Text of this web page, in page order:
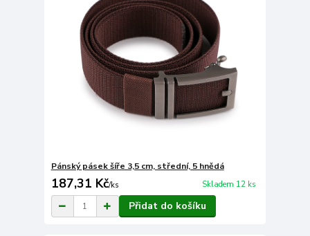
Pánský pásek šíře 3,5 cm, střední, 5 hnědá
187,31 Kč/ks Skladem 12 ks
Přidat do košíku